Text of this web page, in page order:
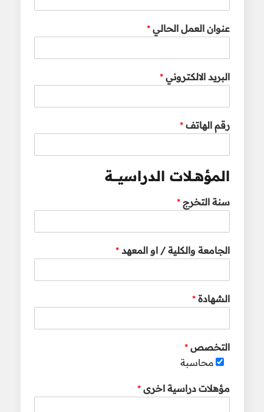
عنوان العمل الحالي *
البريد الالكتروني *
رقم الهاتف *
المؤهــلات الدراسيــــة
سنة التخرج *
الجامعة والكلية / او المعهد *
الشهادة *
التخصص *
محاسبة
مؤهلات دراسية اخرى *